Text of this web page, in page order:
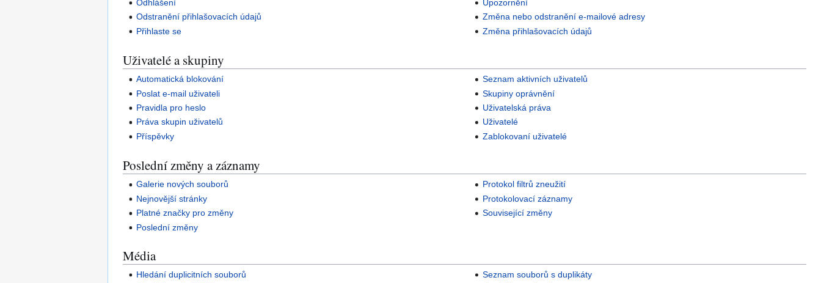
Odhlášení
Odstranění přihlašovacích údajů
Přihlaste se
Upozornění
Změna nebo odstranění e-mailové adresy
Změna přihlašovacích údajů
Uživatelé a skupiny
Automatická blokování
Poslat e-mail uživateli
Pravidla pro heslo
Práva skupin uživatelů
Příspěvky
Seznam aktivních uživatelů
Skupiny oprávnění
Uživatelská práva
Uživatelé
Zablokovaní uživatelé
Poslední změny a záznamy
Galerie nových souborů
Nejnovější stránky
Platné značky pro změny
Poslední změny
Protokol filtrů zneužití
Protokolovací záznamy
Související změny
Média
Hledání duplicitních souborů
Seznam souborů s duplikáty